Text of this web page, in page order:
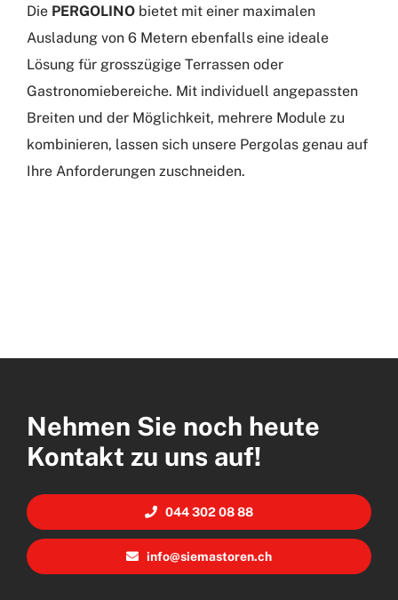
Die PERGOLINO bietet mit einer maximalen
Ausladung von 6 Metern ebenfalls eine ideale
Lösung für grosszügige Terrassen oder
Gastronomiebereiche. Mit individuell angepassten
Breiten und der Möglichkeit, mehrere Module zu
kombinieren, lassen sich unsere Pergolas genau auf
Ihre Anforderungen zuschneiden.
Nehmen Sie noch heute
Kontakt zu uns auf!
044 302 08 88
info@siemastoren.ch